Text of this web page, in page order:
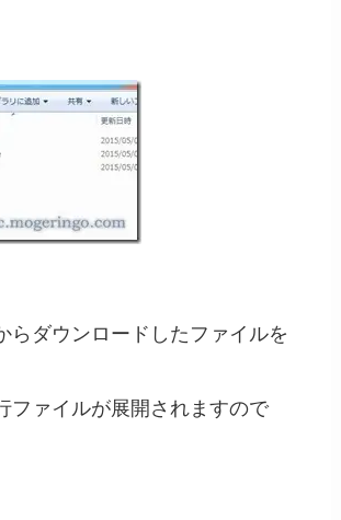
らダウンロードしたファイルを
ファイルが展開されますので